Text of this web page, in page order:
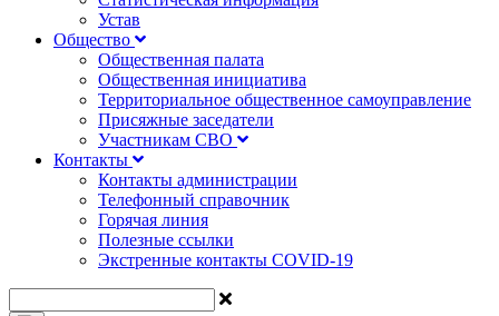
Устав
Общество
Общественная палата
Общественная инициатива
Территориальное общественное самоуправление
Присяжные заседатели
Участникам СВО
Контакты
Контакты администрации
Телефонный справочник
Горячая линия
Полезные ссылки
Экстренные контакты COVID-19